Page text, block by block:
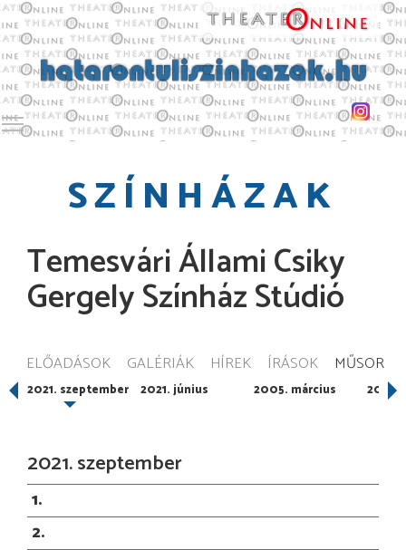
Toggle main menu visibility
SZÍNHÁZAK
Temesvári Állami Csiky
Gergely Színház Stúdió
ELŐADÁSOK GALÉRIÁK HÍREK ÍRÁSOK MŰSOR
2021. szeptember 2021. június 2005. március 2005.
2021. szeptember
1
2